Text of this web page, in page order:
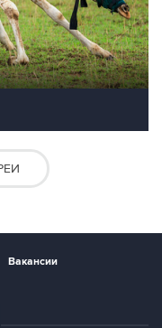
Вакансии